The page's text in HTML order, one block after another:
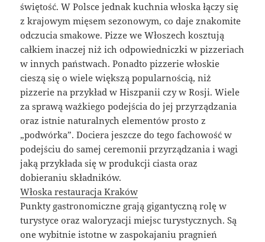
świętość. W Polsce jednak kuchnia włoska łączy się
z krajowym mięsem sezonowym, co daje znakomite
odczucia smakowe. Pizze we Włoszech kosztują
całkiem inaczej niż ich odpowiedniczki w pizzeriach
w innych państwach. Ponadto pizzerie włoskie
cieszą się o wiele większą popularnością, niż
pizzerie na przykład w Hiszpanii czy w Rosji. Wiele
za sprawą ważkiego podejścia do jej przyrządzania
oraz istnie naturalnych elementów prosto z
„podwórka”. Dociera jeszcze do tego fachowość w
podejściu do samej ceremonii przyrządzania i wagi
jaką przykłada się w produkcji ciasta oraz
dobieraniu składników.
Włoska restauracja Kraków
Punkty gastronomiczne grają gigantyczną rolę w
turystyce oraz waloryzacji miejsc turystycznych. Są
one wybitnie istotne w zaspokajaniu pragnień